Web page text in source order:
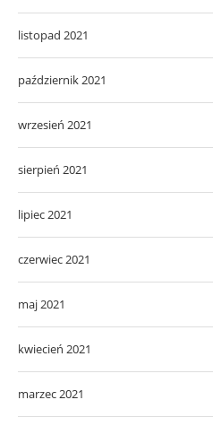
listopad 2021
październik 2021
wrzesień 2021
sierpień 2021
lipiec 2021
czerwiec 2021
maj 2021
kwiecień 2021
marzec 2021